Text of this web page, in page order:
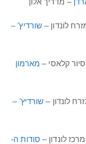
שורדיץ' –
מארמון
שורדיץ' –
סודות ה-